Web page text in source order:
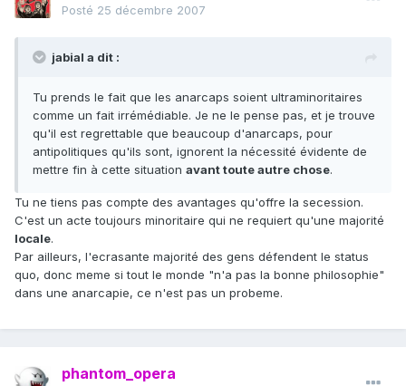
Posté 25 décembre 2007
jabial a dit :
Tu prends le fait que les anarcaps soient ultraminoritaires
comme un fait irrémédiable. Je ne le pense pas, et je trouve
qu'il est regrettable que beaucoup d'anarcaps, pour
antipolitiques qu'ils sont, ignorent la nécessité évidente de
mettre fin à cette situation avant toute autre chose.
Tu ne tiens pas compte des avantages qu'offre la secession.
C'est un acte toujours minoritaire qui ne requiert qu'une majorité
locale.
Par ailleurs, l'ecrasante majorité des gens défendent le status
quo, donc meme si tout le monde "n'a pas la bonne philosophie"
dans une anarcapie, ce n'est pas un probeme.
phantom_opera